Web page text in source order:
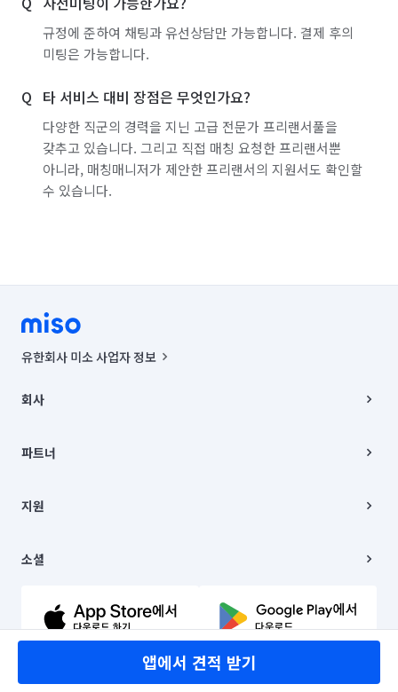
규정에 준하여 채팅과 유선상담만 가능합니다. 결제 후의
미팅은 가능합니다.
타 서비스 대비 장점은 무엇인가요?
다양한 직군의 경력을 지닌 고급 전문가 프리랜서풀을
갖추고 있습니다. 그리고 직접 매칭 요청한 프리랜서뿐
아니라, 매칭매니저가 제안한 프리랜서의 지원서도 확인할
수 있습니다.
앱에서 견적 받기
유한회사 미소 사업자 정보
00019 |
주소 | 본사: 서울특별시 종로구 율곡로 6(중학동, 트윈트리빌딩) B동 5층
컨택센터 : 서울특별시 종로구 수송동 율곡로 24, 7층, 8층 미소
상품, 상품정보, 거래에 관한 의무와 책임은 거래당사자에게 있습니다.
언론 보도 관련 문의:
© 유한회사 미소. Miso, Inc. All Rights Reserved.
회사
채용
파트너
이사
지원
이용약관
문의하기
소셜
유튜브